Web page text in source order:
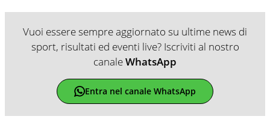
Vuoi essere sempre aggiornato su ultime news di
sport, risultati ed eventi live? Iscriviti al nostro
canaleWhatsApp
Entra nel canale WhatsApp